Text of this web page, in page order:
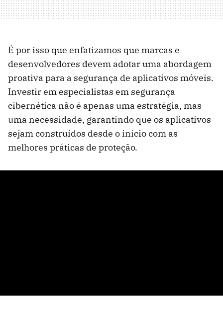
É por isso que enfatizamos que marcas e
desenvolvedores devem adotar uma abordagem
proativa para a segurança de aplicativos móveis.
Investir em especialistas em segurança
cibernética não é apenas uma estratégia, mas
uma necessidade, garantindo que os aplicativos
sejam construídos desde o início com as
melhores práticas de proteção.